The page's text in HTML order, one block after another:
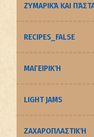
ΖΥΜΑΡΙΚΆ ΚΑΙ
RECIPES_FALSE
ΜΑΓΕΙΡΙΚΉ
LIGHT JAMS
ΖΑΧΑΡΟΠΛΑΣΤΙΚΉ